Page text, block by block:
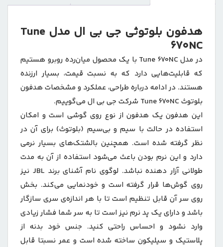
هدفون بلوتوثی جی بی ال مدل Tune
670NC
در مدل Tune 670NC با یک محصول میان‌رده روبرو هستیم
که قابلیت‌هایی دارد که به نسبت قیمت، بسیار ارزنده
هستند. در ادامه درباره طراحی، عملکرد و مشخصات هدفون
بلوتوث Tune 670NC شرکت جی بی ال می‌گوییم.
این هدفون یک هدفون از نوع روی گوشی است و امکان
استفاده در حالت با سیم و بی‌سیم (بلوتوث) برای آن در
نظر گرفته شده است. همچنین بالشتک‌های بسیار نرمی
دارد و این نرم بودن باعث می‌شود استفاده از آن به مدت
طولانی آزار دهنده نباشد. لوگوی نام آشنای برند JBL‌ نیز
روی گوش‌ها قرار گرفته است و خودنمایی می‌کند. بخش
روی سر آن قابل تنظیم است تا با هر اندازه‌ی سری سازگار
باشد و دارای یک پد نرم نیز است تا به سر شما فشار زیادی
وارد نشود و احساس راحتی کنید. جنس خود بدنه از
پلاستیک و سیلیکون ساخته شده است و عمر نسبتا قابل